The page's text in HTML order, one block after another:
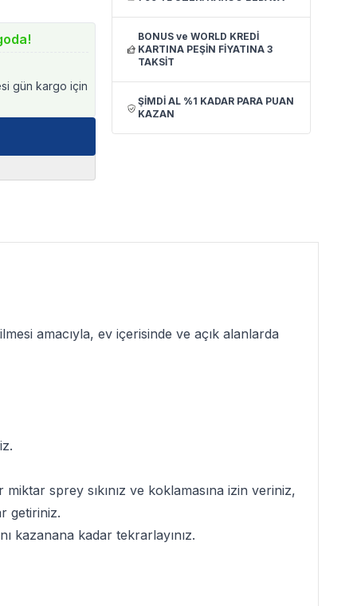
gün kargo için
BONUS ve WORLD KREDİ
KARTINA PEŞİN FİYATINA 3
TAKSİT
ŞİMDİ AL %1 KADAR PARA PUAN
KAZAN
amacıyla, ev içerisinde ve açık alanlarda
sprey sıkınız ve koklamasına izin veriniz,
getiriniz.
kazanana kadar tekrarlayınız.